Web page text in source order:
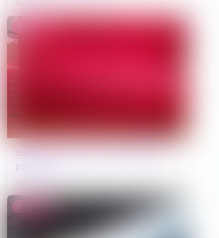
20/01/2025
Zoom sur les limites de la détention
provisoire
17/01/2025
Droit pénal
Droit public